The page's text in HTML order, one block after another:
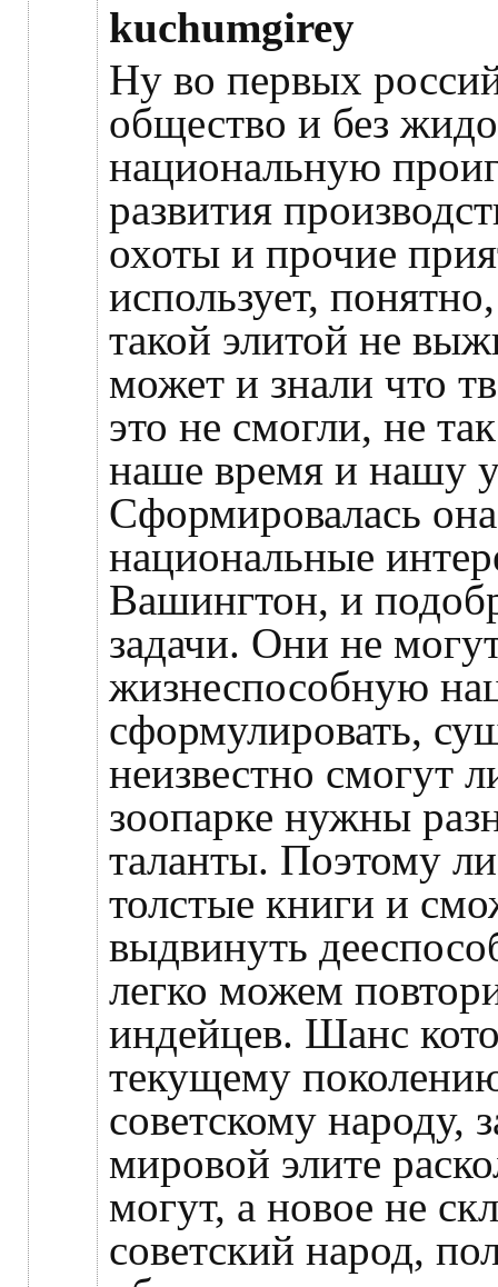
kuchumgirey
Ну во первых
общество и без
национальную
развития
охоты и прочие
использует,
такой элитой не
может и знали что
это не смогли, не
наше время и нашу
Сформировалась
национальные
Вашингтон, и
задачи. Они не
жизнеспособную
сформулировать,
неизвестно смогут
зоопарке нужны
таланты. Поэтому
толстые книги и
выдвинуть
легко можем
индейцев. Шанс
текущему
советскому народу,
мировой элите
могут, а новое не
советский народ,